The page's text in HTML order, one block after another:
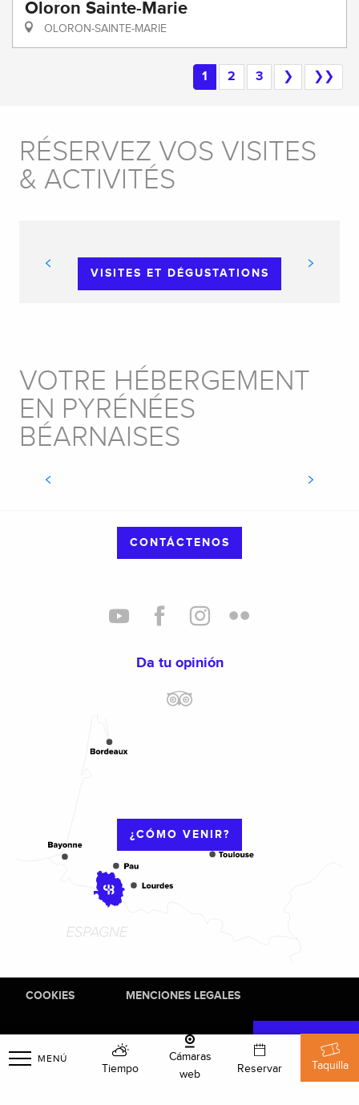
MENÚ
Tiempo
Cámaras
web
Reservar Taquilla
Oloron Sainte-Marie
OLORON-SAINTE-MARIE
1 2 3 ❯ ❯❯
RÉSERVEZ VOS VISITES
& ACTIVITÉS
VISITES ET DÉGUSTATIONS
VOTRE HÉBERGEMENT
EN PYRÉNÉES
BÉARNAISES
CONTÁCTENOS
Da tu opinión
¿CÓMO VENIR?
COOKIES MENCIONES LEGALES